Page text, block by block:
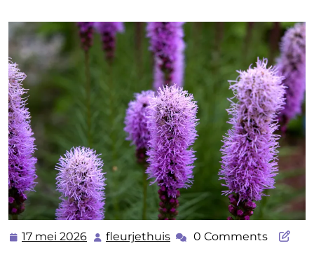
17 mei 2026 17 fleurjethuis fleurjethuis
0 Comments